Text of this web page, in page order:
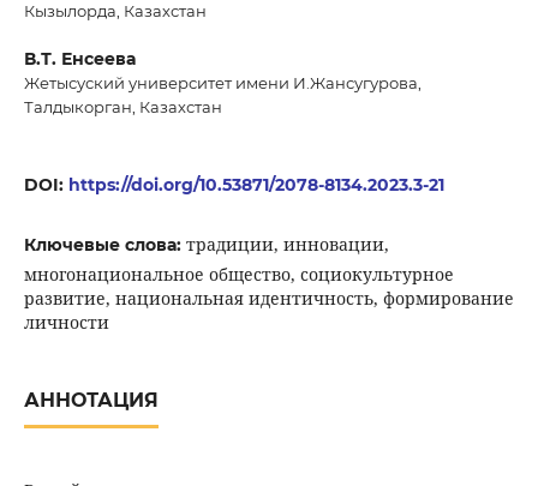
Кызылорда, Казахстан
В.Т. Енcеева
Жетысуский университет имени И.Жансугурова,
Талдыкорган, Казахстан
DOI: https://doi.org/10.53871/2078-8134.2023.3-21
Ключевые слова: традиции, инновации,
многонациональное общество, социокультурное
развитие, национальная идентичность, формирование
личности
АННОТАЦИЯ